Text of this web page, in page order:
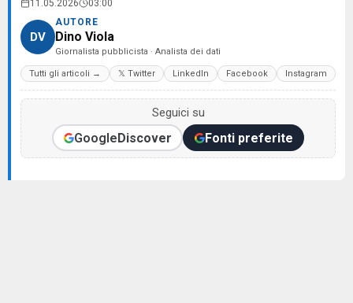
11.05.2026 03:00
DV
AUTORE
Dino Viola
Giornalista pubblicista · Analista dei dati
Tutti gli articoli → 𝕏 Twitter LinkedIn Facebook Instagram
Seguici su
GoogleDiscover Fonti preferite